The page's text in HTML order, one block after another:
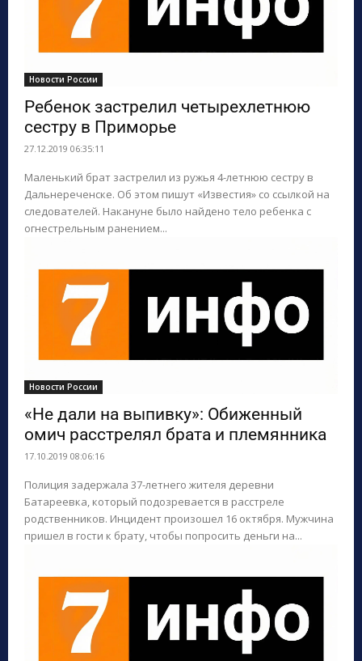
Новости России
Ребенок застрелил четырехлетнюю
сестру в Приморье
27.12.2019 06:35:11
Маленький брат застрелил из ружья 4-летнюю сестру в
Дальнереченске. Об этом пишут «Известия» со ссылкой на
следователей. Накануне было найдено тело ребенка с
огнестрельным ранением...
Новости России
«Не дали на выпивку»: Обиженный
омич расстрелял брата и племянника
17.10.2019 08:06:16
Полиция задержала 37-летнего жителя деревни
Батареевка, который подозревается в расстреле
родственников. Инцидент произошел 16 октября. Мужчина
пришел в гости к брату, чтобы попросить деньги на...